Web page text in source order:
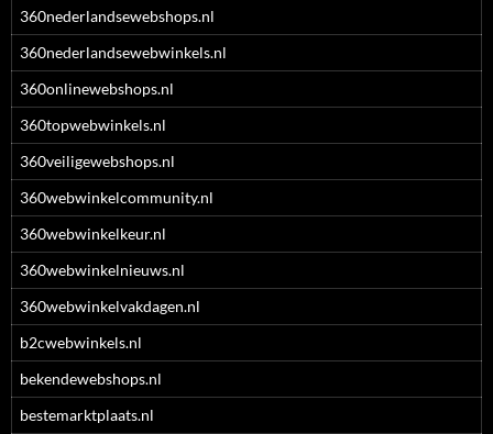
360nederlandsewebshops.nl
360nederlandsewebwinkels.nl
360onlinewebshops.nl
360topwebwinkels.nl
360veiligewebshops.nl
360webwinkelcommunity.nl
360webwinkelkeur.nl
360webwinkelnieuws.nl
360webwinkelvakdagen.nl
b2cwebwinkels.nl
bekendewebshops.nl
bestemarktplaats.nl